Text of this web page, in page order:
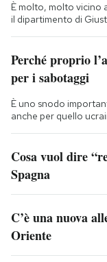
È molto, molto vicino
il dipartimento di
Perché proprio
per i sabotaggi
È uno snodo
anche per quello
Cosa vuol dire
Spagna
C’è una nuova
Oriente